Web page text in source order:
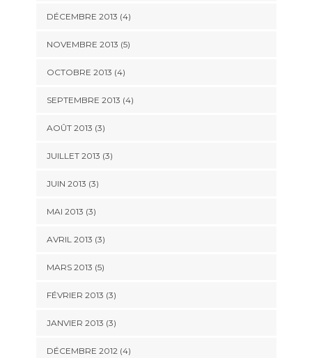
DÉCEMBRE 2013 (4)
NOVEMBRE 2013 (5)
OCTOBRE 2013 (4)
SEPTEMBRE 2013 (4)
AOÛT 2013 (3)
JUILLET 2013 (3)
JUIN 2013 (3)
MAI 2013 (3)
AVRIL 2013 (3)
MARS 2013 (5)
FÉVRIER 2013 (3)
JANVIER 2013 (3)
DÉCEMBRE 2012(4)